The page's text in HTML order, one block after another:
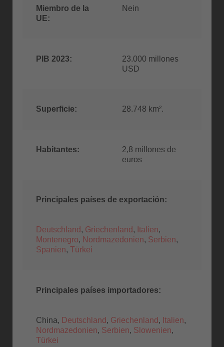
Miembro de la
UE:
Nein
PIB 2023:
23.000 millones
USD
Superficie: 28.748 km².
Habitantes:
2,8 millones de
euros
Principales países de exportación:
Deutschland , Griechenland , Italien,
Montenegro, Nordmazedonien, Serbien,
Spanien,Türkei
Principales países importadores:
China, Deutschland , Griechenland , Italien,
Nordmazedonien, Serbien, Slowenien,
Türkei